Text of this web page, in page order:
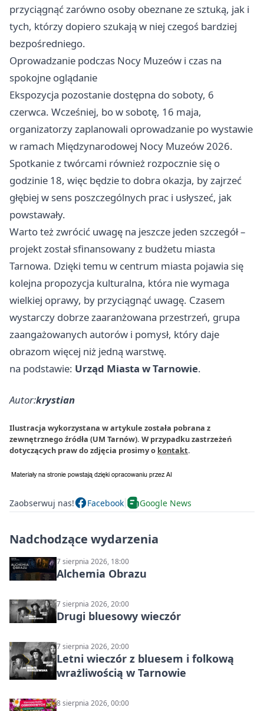
przyciągnąć zarówno osoby obeznane ze sztuką, jak i
tych, którzy dopiero szukają w niej czegoś bardziej
bezpośredniego.
Oprowadzanie podczas Nocy Muzeów i czas na
spokojne oglądanie
Ekspozycja pozostanie dostępna do soboty, 6
czerwca. Wcześniej, bo w sobotę, 16 maja,
organizatorzy zaplanowali oprowadzanie po wystawie
w ramach Międzynarodowej Nocy Muzeów 2026.
Spotkanie z twórcami również rozpocznie się o
godzinie 18, więc będzie to dobra okazja, by zajrzeć
głębiej w sens poszczególnych prac i usłyszeć, jak
powstawały.
Warto też zwrócić uwagę na jeszcze jeden szczegół –
projekt został sfinansowany z budżetu miasta
Tarnowa. Dzięki temu w centrum miasta pojawia się
kolejna propozycja kulturalna, która nie wymaga
wielkiej oprawy, by przyciągnąć uwagę. Czasem
wystarczy dobrze zaaranżowana przestrzeń, grupa
zaangażowanych autorów i pomysł, który daje
obrazom więcej niż jedną warstwę.
na podstawie: Urząd Miasta w Tarnowie.
Autor:krystian
Ilustracja wykorzystana w artykule została pobrana z
zewnętrznego źródła (UM Tarnów). W przypadku zastrzeżeń
dotyczących praw do zdjęcia prosimy o kontakt.
Zaobserwuj nas! Facebook Google News
Nadchodzące wydarzenia
7 sierpnia 2026, 18:00
Alchemia Obrazu
7 sierpnia 2026, 20:00
Drugi bluesowy wieczór
7 sierpnia 2026, 20:00
Letni wieczór z bluesem i folkową
wrażliwością w Tarnowie
8 sierpnia 2026, 00:00